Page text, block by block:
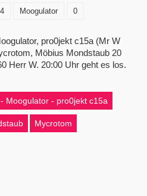
Moogulator 0
pro0jekt c15a (Mr W
Möbius Mondstaub 20
Herr W. 20:00 Uhr geht es los.
Moogulator - pro0jekt c15a
Mycrotom